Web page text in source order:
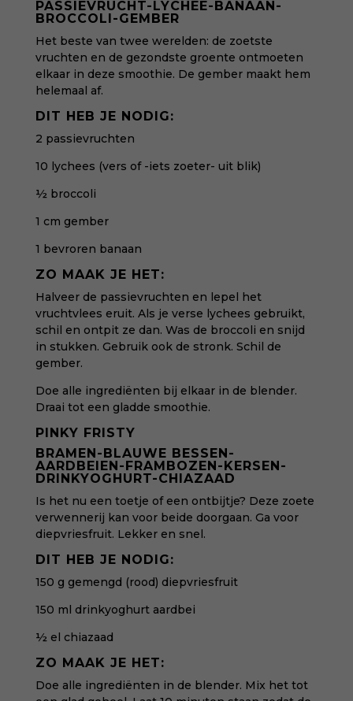
PASSIEVRUCHT-LYCHEE-BANAAN-
BROCCOLI-GEMBER
Het beste van twee werelden: de zoetste
vruchten en de gezondste groente ontmoeten
elkaar in deze smoothie. De gember maakt hem
helemaal af.
DIT HEB JE NODIG:
2 passievruchten
10 lychees (vers of -iets zoeter- uit blik)
½ broccoli
1 cm gember
1 bevroren banaan
ZO MAAK JE HET:
Halveer de passievruchten en lepel het
vruchtvlees eruit. Als je verse lychees gebruikt,
schil en ontpit ze dan. Was de broccoli en snijd
in stukken. Gebruik ook de stronk. Schil de
gember.
Doe alle ingrediënten bij elkaar in de blender.
Draai tot een gladde smoothie.
PINKY FRISTY
BRAMEN-BLAUWE BESSEN-
AARDBEIEN-FRAMBOZEN-KERSEN-
DRINKYOGHURT-CHIAZAAD
Is het nu een toetje of een ontbijtje? Deze zoete
verwennerij kan voor beide doorgaan. Ga voor
diepvriesfruit. Lekker en snel.
DIT HEB JE NODIG:
150 g gemengd (rood) diepvriesfruit
150 ml drinkyoghurt aardbei
½ el chiazaad
ZO MAAK JE HET:
Doe alle ingrediënten in de blender. Mix het tot